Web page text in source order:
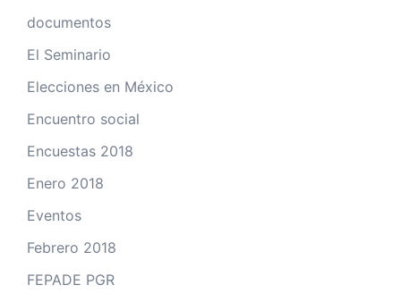
documentos
El Seminario
Elecciones en México
Encuentro social
Encuestas 2018
Enero 2018
Eventos
Febrero 2018
FEPADE PGR